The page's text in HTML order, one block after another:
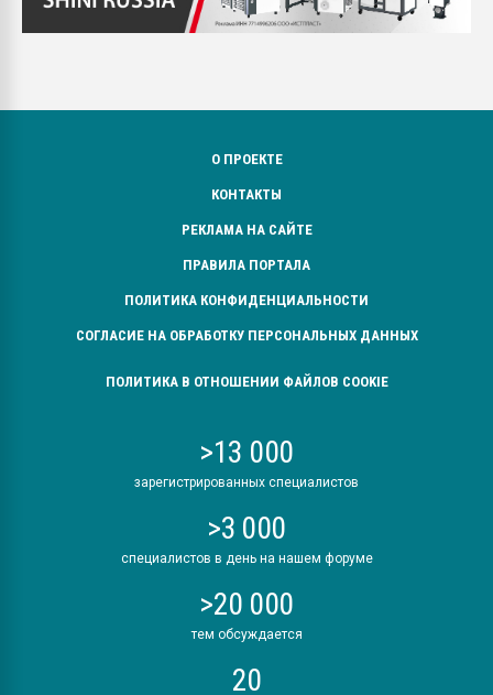
О ПРОЕКТЕ
КОНТАКТЫ
РЕКЛАМА НА САЙТЕ
ПРАВИЛА ПОРТАЛА
ПОЛИТИКА КОНФИДЕНЦИАЛЬНОСТИ
СОГЛАСИЕ НА ОБРАБОТКУ ПЕРСОНАЛЬНЫХ ДАННЫХ
ПОЛИТИКА В ОТНОШЕНИИ ФАЙЛОВ COOKIE
>13 000
зарегистрированных специалистов
>3 000
специалистов в день на нашем форуме
>20 000
тем обсуждается
20